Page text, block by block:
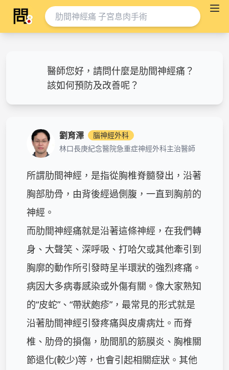
醫師您好，請問什麼是肋間神經痛？
該如何預防及改善呢？
劉育澤
腦神經外科
林口長庚紀念醫院急重症神經外科主治醫師
所謂肋間神經，是指從胸椎脊髓發出，沿著
胸部肋骨，由背後經過側腹，一直到胸前的
神經。
而肋間神經痛就是沿著這條神經，在我們轉
身、大聲笑、深呼吸、打哈欠或其他牽引到
胸廓的動作所引發時呈半環狀的強烈疼痛。
病因大多病毒感染或外傷有關。像大家熟知
的“皮蛇”、“帶狀皰疹”，最常見的形式就是
沿著肋間神經引發疼痛與皮膚病灶。而脊
椎、肋骨的損傷，肋間肌的筋膜炎、胸椎關
節退化(較少)等，也會引起相關症狀。其他